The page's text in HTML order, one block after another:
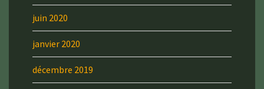
juin 2020
janvier 2020
décembre 2019